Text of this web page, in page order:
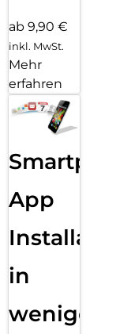
ab 9,90 €
inkl. MwSt.
Mehr
erfahren
App
in
wenigen